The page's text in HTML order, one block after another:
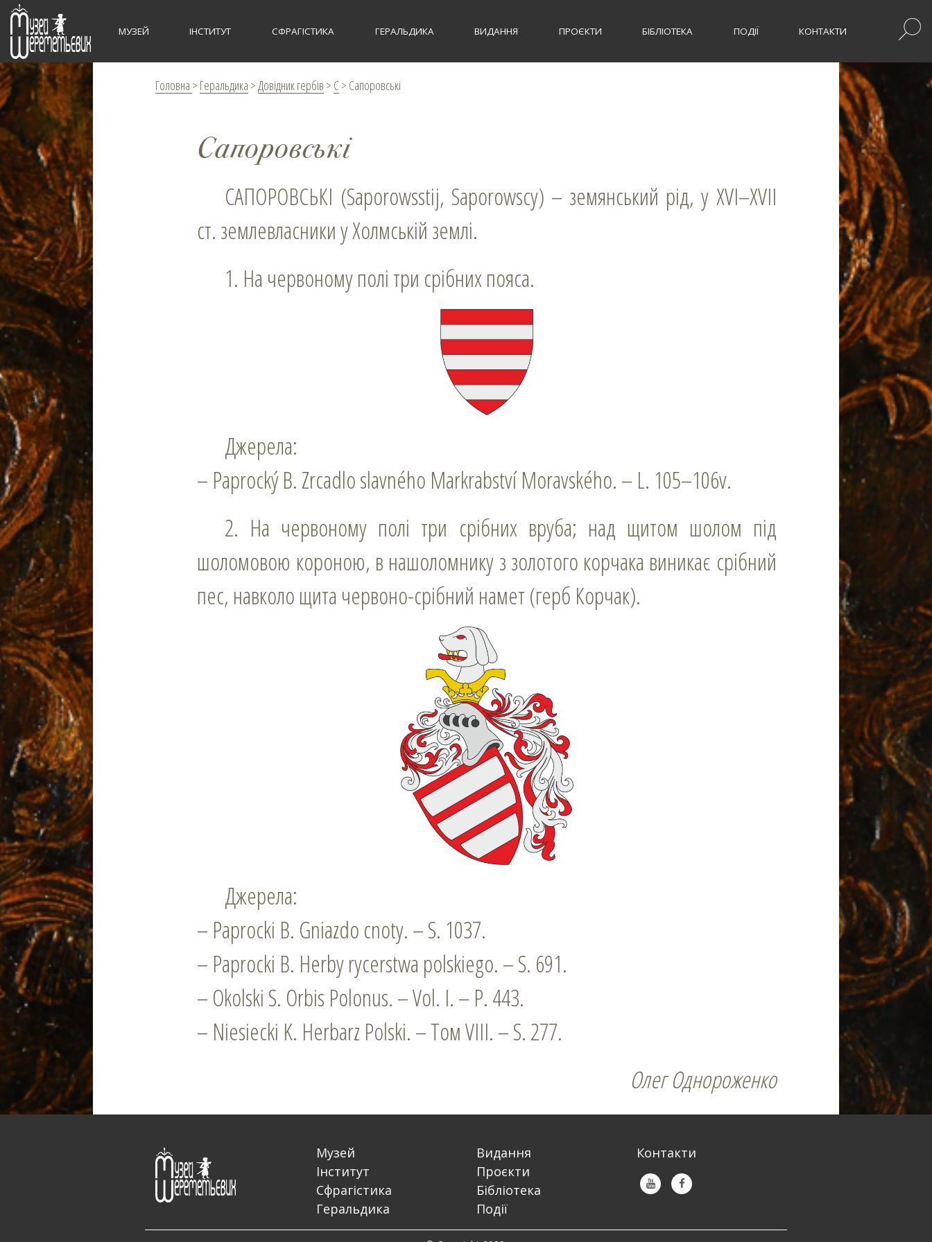
МУЗЕЙ ІНСТИТУТ СФРАГІСТИКА ГЕРАЛЬДИКА ВИДАННЯ ПРОЄКТИ БІБЛІОТЕКА ПОДІЇ КОНТАКТИ
Головна > Геральдика >Довідник гербів > С > Сапоровські
Сапоровські
САПОРОВСЬКІ (Saporowsstij, Saporowscy) – земянський рід, у XVІ–XVІІ
ст. землевласники у Холмській землі.
1. На червоному полі три срібних пояса.
Джерела:
– Paprocký B. Zrcadlo slavného Markrabství Moravského. – L. 105–106v.
2. На червоному полі три срібних вруба; над щитом шолом під
шоломовою короною, в нашоломнику з золотого корчака виникає срібний
пес, навколо щита червоно-срібний намет (герб Корчак).
Джерела:
– Paprocki B. Gniazdo cnoty. – S. 1037.
– Paprocki B. Herby rycerstwa polskiego. – S. 691.
– Okolski S. Orbis Polonus. – Vol. I. – P. 443.
– Niesiecki K. Herbarz Polski. – Том VІІІ. – S. 277.
Олег Однороженко
Музей
Інститут
Сфрагістика
Геральдика
Видання
Проєкти
Бібліотека
Події
Контакти